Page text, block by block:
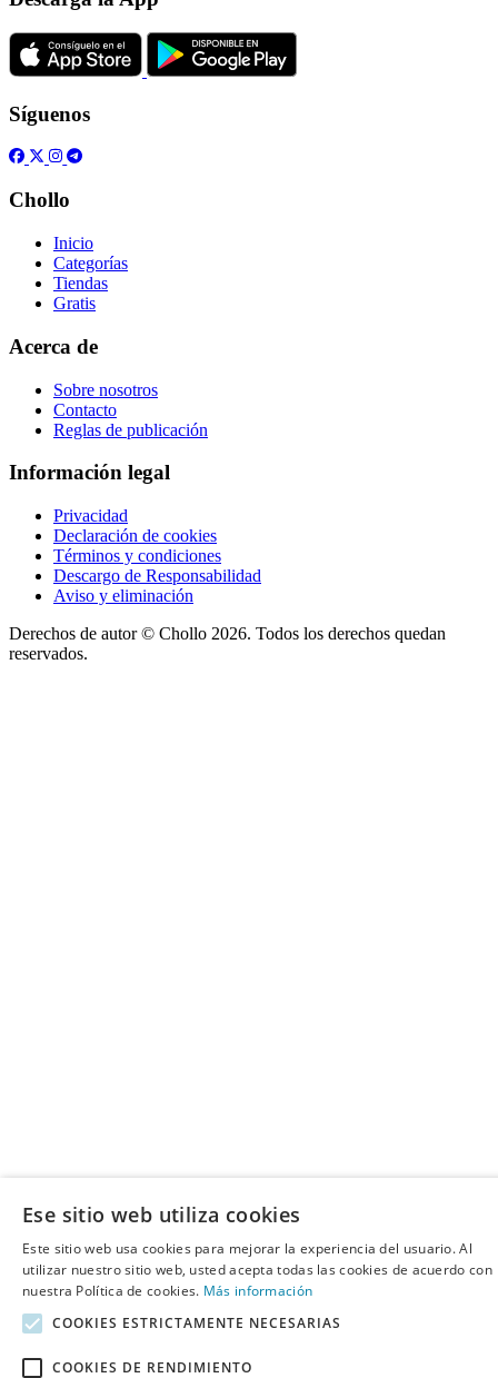
Síguenos
Chollo
Inicio
Categorías
Tiendas
Gratis
Acerca de
Sobre nosotros
Contacto
Reglas de publicación
Información legal
Privacidad
Declaración de cookies
Términos y condiciones
Descargo de Responsabilidad
Aviso y eliminación
Derechos de autor © Chollo 2026. Todos los derechos quedan
reservados.
Ese sitio web utiliza cookies
Este sitio web usa cookies para mejorar la experiencia del usuario. Al
utilizar nuestro sitio web, usted acepta todas las cookies de acuerdo con
nuestra Política de cookies. Más información
COOKIES ESTRICTAMENTE NECESARIAS
COOKIES DE RENDIMIENTO